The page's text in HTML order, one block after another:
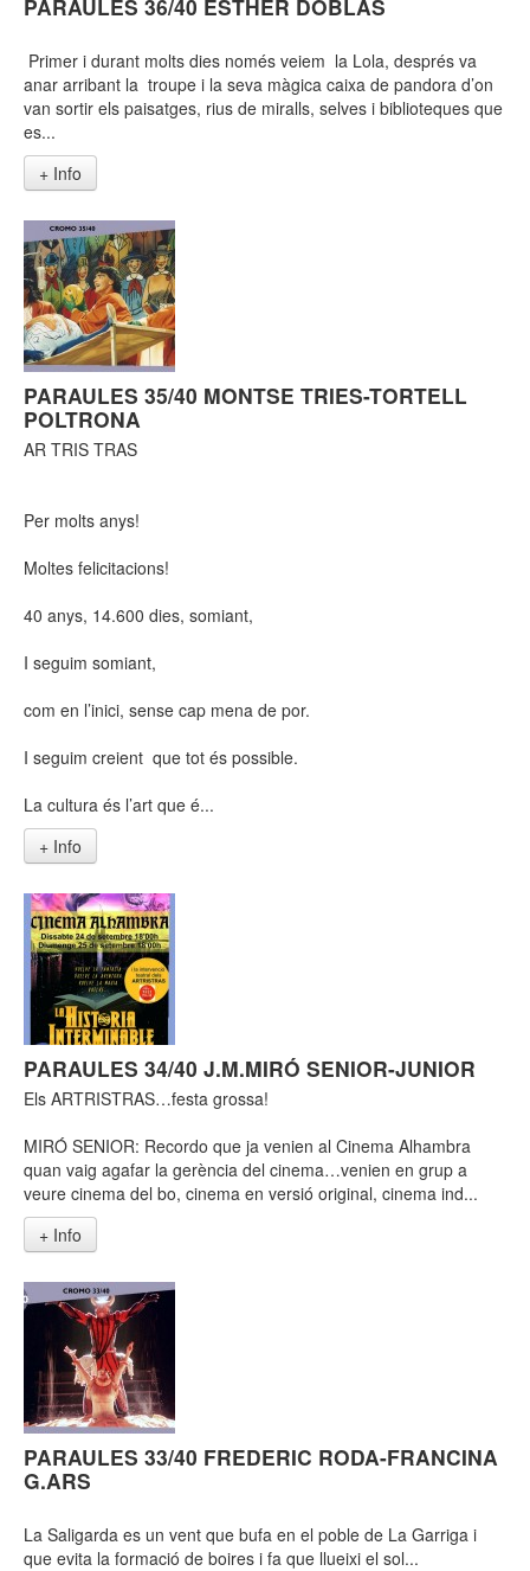
PARAULES 36/40 ESTHER DOBLAS
Primer i durant molts dies només veiem la Lola, després va
anar arribant la troupe i la seva màgica caixa de pandora d’on
van sortir els paisatges, rius de miralls, selves i biblioteques que
es...
+ Info
PARAULES 35/40 MONTSE TRIES-TORTELL
POLTRONA
AR TRIS TRAS
Per molts anys!
Moltes felicitacions!
40 anys, 14.600 dies, somiant,
I seguim somiant,
com en l’inici, sense cap mena de por.
I seguim creient que tot és possible.
La cultura és l’art que é...
+ Info
PARAULES 34/40 J.M.MIRÓ SENIOR-JUNIOR
Els ARTRISTRAS…festa grossa!
MIRÓ SENIOR: Recordo que ja venien al Cinema Alhambra
quan vaig agafar la gerència del cinema…venien en grup a
veure cinema del bo, cinema en versió original, cinema ind...
+ Info
PARAULES 33/40 FREDERIC RODA-FRANCINA
G.ARS
La Saligarda es un vent que bufa en el poble de La Garriga i
que evita la formació de boires i fa que llueixi el sol...